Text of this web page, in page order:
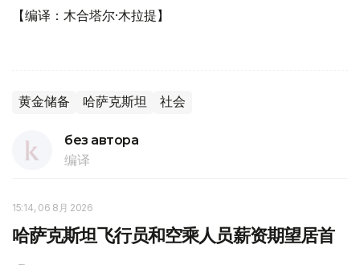
【编译：木合塔尔·木拉提】
黄金储备 哈萨克斯坦 社会
без автора
编译
15:14, 06 8月 2026
哈萨克斯坦飞行员和空乘人员薪资期望居首